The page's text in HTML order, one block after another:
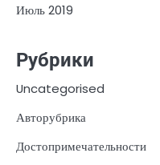
Июль 2019
Рубрики
Uncategorised
Авторубрика
Достопримечательности